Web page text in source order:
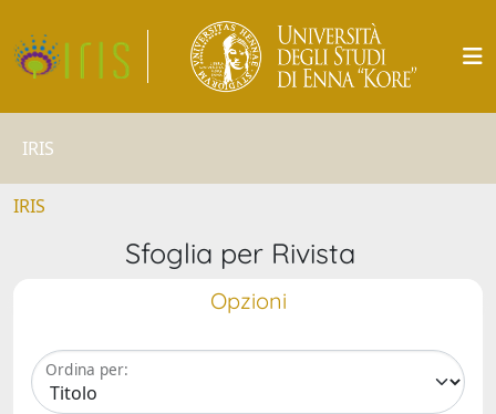
IRIS
IRIS
Sfoglia per Rivista
Opzioni
Ordina per: